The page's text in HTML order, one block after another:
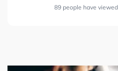
89 people have